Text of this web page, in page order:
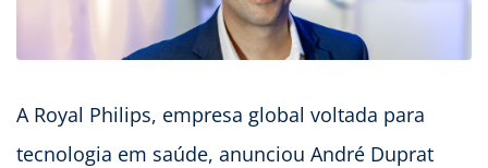
A Royal Philips, empresa global voltada para
tecnologia em saúde, anunciou André Duprat